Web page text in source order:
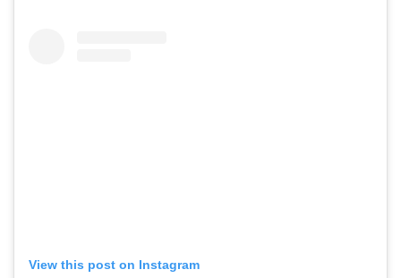
View this post on Instagram